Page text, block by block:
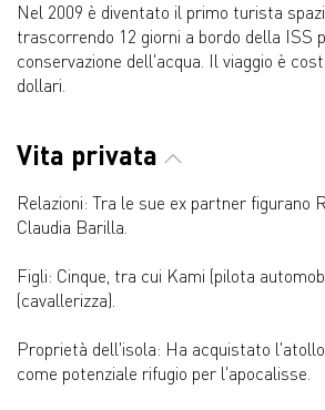
Nel 2009 è diventato il primo turista
trascorrendo 12 giorni a bordo della ISS
conservazione dell'acqua. Il viaggio è
dollari.
Vita privata
Relazioni: Tra le sue ex partner figurano
Claudia Barilla.
Figli: Cinque, tra cui Kami (pilota
(cavallerizza).
Proprietà dell'isola: Ha acquistato
come potenziale rifugio per l'apocalisse.